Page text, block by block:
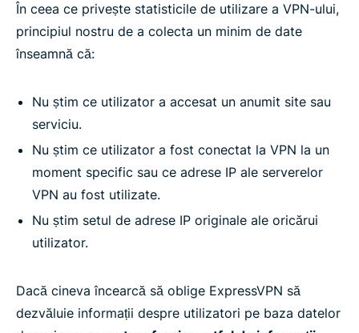
În ceea ce privește statisticile de utilizare a VPN-ului,
principiul nostru de a colecta un minim de date
înseamnă că:
Nu știm ce utilizator a accesat un anumit site sau
serviciu.
Nu știm ce utilizator a fost conectat la VPN la un
moment specific sau ce adrese IP ale serverelor
VPN au fost utilizate.
Nu știm setul de adrese IP originale ale oricărui
utilizator.
Dacă cineva încearcă să oblige ExpressVPN să
dezvăluie informații despre utilizatori pe baza datelor